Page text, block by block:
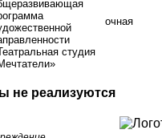
студия
очная
не реализуются